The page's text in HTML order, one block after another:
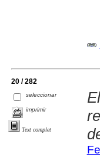
20 / 282
seleccionar
imprimir
Text complet